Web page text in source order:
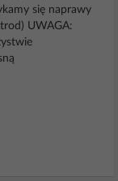
się naprawy
UWAGA: